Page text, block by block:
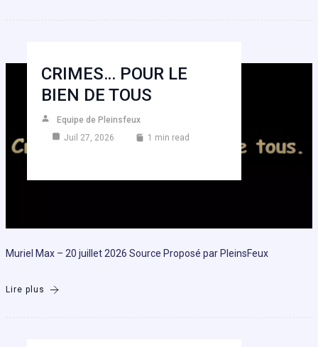
CRIMES… POUR LE
BIEN DE TOUS
Equipe de Pleinsfeux
Juil 27, 2026
1 min read
Muriel Max – 20 juillet 2026 Source Proposé par PleinsFeux
Lire plus